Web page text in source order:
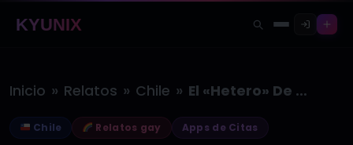
KYUNIX
Inicio » Relatos » Chile » El «Hetero» De Grindr
Chile Relatos gay Apps de Citas